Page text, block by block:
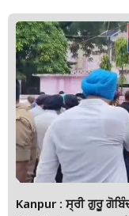
Kanpur : ਸ੍ਰੀ ਗੁਰੂ